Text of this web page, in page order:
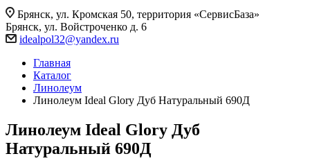
Брянск, ул. Кромская 50, территория «СервисБаза»
Брянск, ул. Войстроченко д. 6
idealpol32@yandex.ru
Главная
Каталог
Линолеум
Линолеум Ideal Glory Дуб Натуральный 690Д
Линолеум Ideal Glory Дуб
Натуральный 690Д